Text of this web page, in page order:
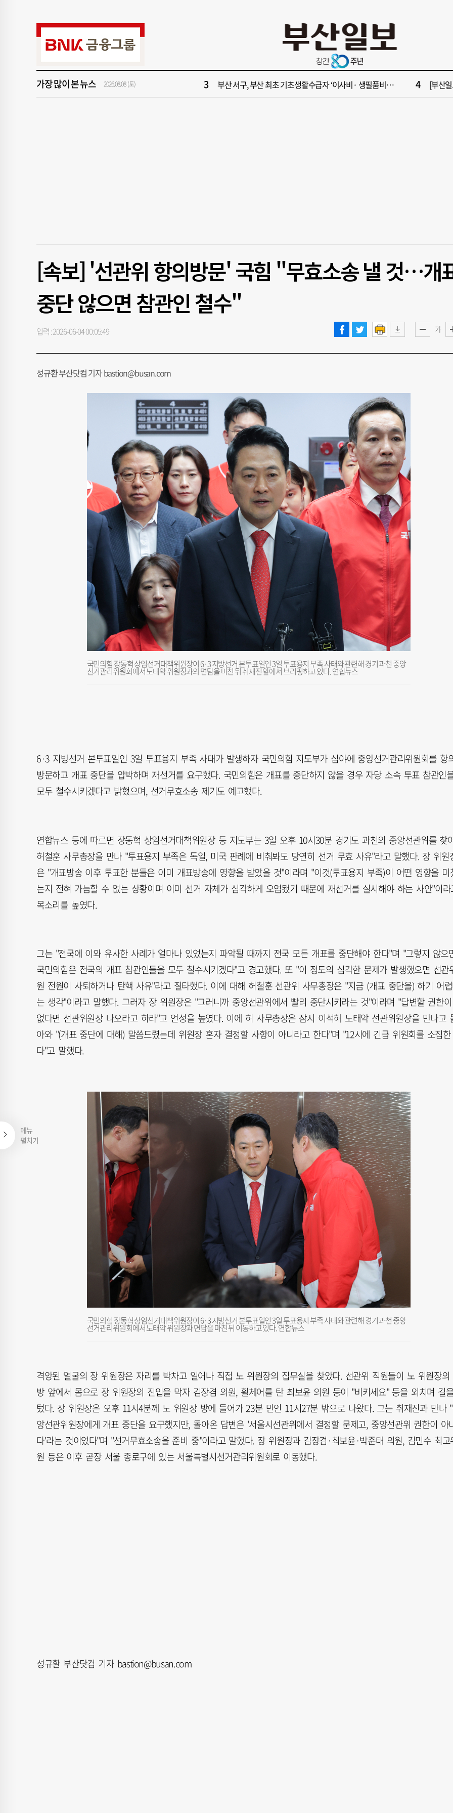
메뉴
펼치기
가장 많이 본 뉴스 2026.08.08 (토)
창원 파크골프장 일찍 개장했더니 새벽부터 ‘문전성시’ 해수
부산 서구, 부산 최초 기초생활수급자 ‘이사비· 생필품비’ 지원 [부산
5 반가雨…주말 부울경 비 소식 6 ‘대한
[속보] '선관위 항의방문' 국힘 "무효소송 낼 것…개
중단 않으면 참관인 철수"
가
입력 : 2026-06-04 00:05:49
성규환 부산닷컴 기자 bastion@busan.com
국민의힘 장동혁 상임선거대책위원장이 6·3 지방선거 본투표일인 3일 투표용지 부족 사태와 관련해 경기 과천 중앙
선거관리위원회에서 노태악 위원장과의 면담을 마친 뒤 취재진 앞에서 브리핑하고 있다. 연합뉴스
6·3 지방선거 본투표일인 3일 투표용지 부족 사태가 발생하자 국민의힘 지도부가 심야에 중앙선거관리위원회를 항
방문하고 개표 중단을 압박하며 재선거를 요구했다. 국민의힘은 개표를 중단하지 않을 경우 자당 소속 투표 참관인
모두 철수시키겠다고 밝혔으며, 선거무효소송 제기도 예고했다.
연합뉴스 등에 따르면 장동혁 상임선거대책위원장 등 지도부는 3일 오후 10시30분 경기도 과천의 중앙선관위를 찾
허철훈 사무총장을 만나 "투표용지 부족은 독일, 미국 판례에 비춰봐도 당연히 선거 무효 사유"라고 말했다. 장 위원
은 "개표방송 이후 투표한 분들은 이미 개표방송에 영향을 받았을 것"이라며 "이것(투표용지 부족)이 어떤 영향을 미
는지 전혀 가늠할 수 없는 상황이며 이미 선거 자체가 심각하게 오염됐기 때문에 재선거를 실시해야 하는 사안"이라
목소리를 높였다.
그는 "전국에 이와 유사한 사례가 얼마나 있었는지 파악될 때까지 전국 모든 개표를 중단해야 한다"며 "그렇지 않으
국민의힘은 전국의 개표 참관인들을 모두 철수시키겠다"고 경고했다. 또 "이 정도의 심각한 문제가 발생했으면 선관
원 전원이 사퇴하거나 탄핵 사유"라고 질타했다. 이에 대해 허철훈 선관위 사무총장은 "지금 (개표 중단을) 하기 어
는 생각"이라고 말했다. 그러자 장 위원장은 "그러니까 중앙선관위에서 빨리 중단시키라는 것"이라며 "답변할 권한이
없다면 선관위원장 나오라고 하라"고 언성을 높였다. 이에 허 사무총장은 잠시 이석해 노태악 선관위원장을 만나고
아와 "(개표 중단에 대해) 말씀드렸는데 위원장 혼자 결정할 사항이 아니라고 한다"며 "12시에 긴급 위원회를 소집한
다"고 말했다.
국민의힘 장동혁 상임선거대책위원장이 6·3 지방선거 본투표일인 3일 투표용지 부족 사태와 관련해 경기 과천 중앙
선거관리위원회에서 노태악 위원장과 면담을 마친 뒤 이동하고 있다. 연합뉴스
격앙된 얼굴의 장 위원장은 자리를 박차고 일어나 직접 노 위원장의 집무실을 찾았다. 선관위 직원들이 노 위원장의
방 앞에서 몸으로 장 위원장의 진입을 막자 김장겸 의원, 휠체어를 탄 최보윤 의원 등이 "비키세요" 등을 외치며 길
텄다. 장 위원장은 오후 11시4분께 노 위원장 방에 들어가 23분 만인 11시27분 밖으로 나왔다. 그는 취재진과 만나
앙선관위원장에게 개표 중단을 요구했지만, 돌아온 답변은 '서울시선관위에서 결정할 문제고, 중앙선관위 권한이 아
다'라는 것이었다"며 "선거무효소송을 준비 중"이라고 말했다. 장 위원장과 김장겸·최보윤·박준태 의원, 김민수 최고
원 등은 이후 곧장 서울 종로구에 있는 서울특별시선거관리위원회로 이동했다.
성규환 부산닷컴 기자 bastion@busan.com